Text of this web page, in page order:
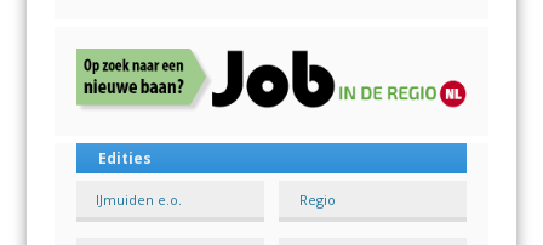
Edities
IJmuiden e.o. Regio